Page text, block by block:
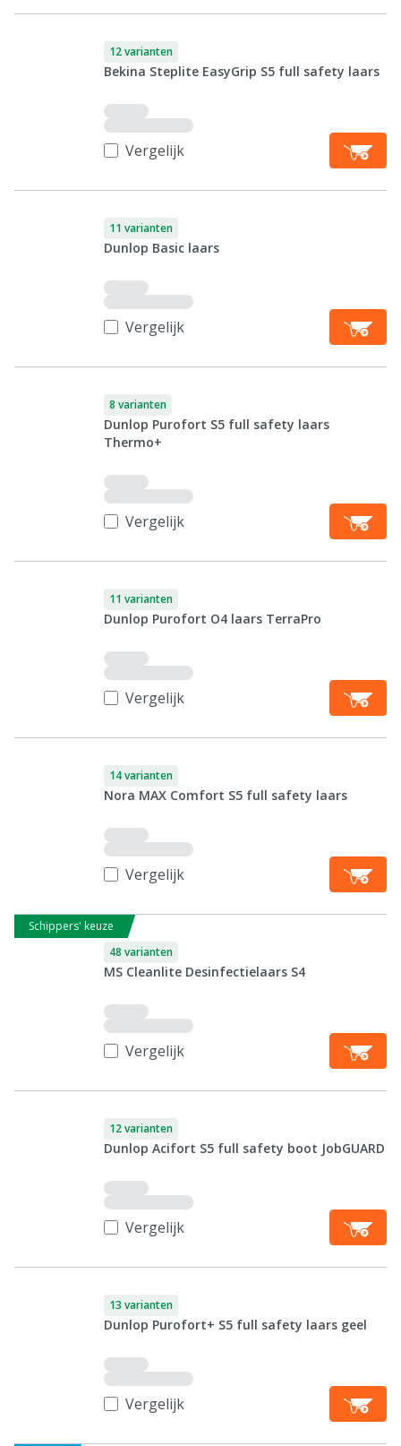
12 varianten
Bekina Steplite EasyGrip S5 full safety laars
Vergelijk
11 varianten
Dunlop Basic laars
Vergelijk
8 varianten
Dunlop Purofort S5 full safety laars
Thermo+
Vergelijk
11 varianten
Dunlop Purofort O4 laars TerraPro
Vergelijk
14 varianten
Nora MAX Comfort S5 full safety laars
Vergelijk
Schippers' keuze
48 varianten
MS Cleanlite Desinfectielaars S4
Vergelijk
12 varianten
Dunlop Acifort S5 full safety boot JobGUARD
Vergelijk
13 varianten
Dunlop Purofort+ S5 full safety laars geel
Vergelijk